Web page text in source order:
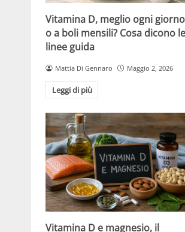
Vitamina D, meglio ogni giorno
o a boli mensili? Cosa dicono le
linee guida
Mattia Di Gennaro Maggio 2, 2026
Leggi di più
Vitamina D e magnesio, il